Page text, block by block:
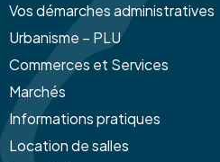
Vos démarches administratives
Urbanisme – PLU
Commerces et Services
Marchés
Informations pratiques
Location de salles